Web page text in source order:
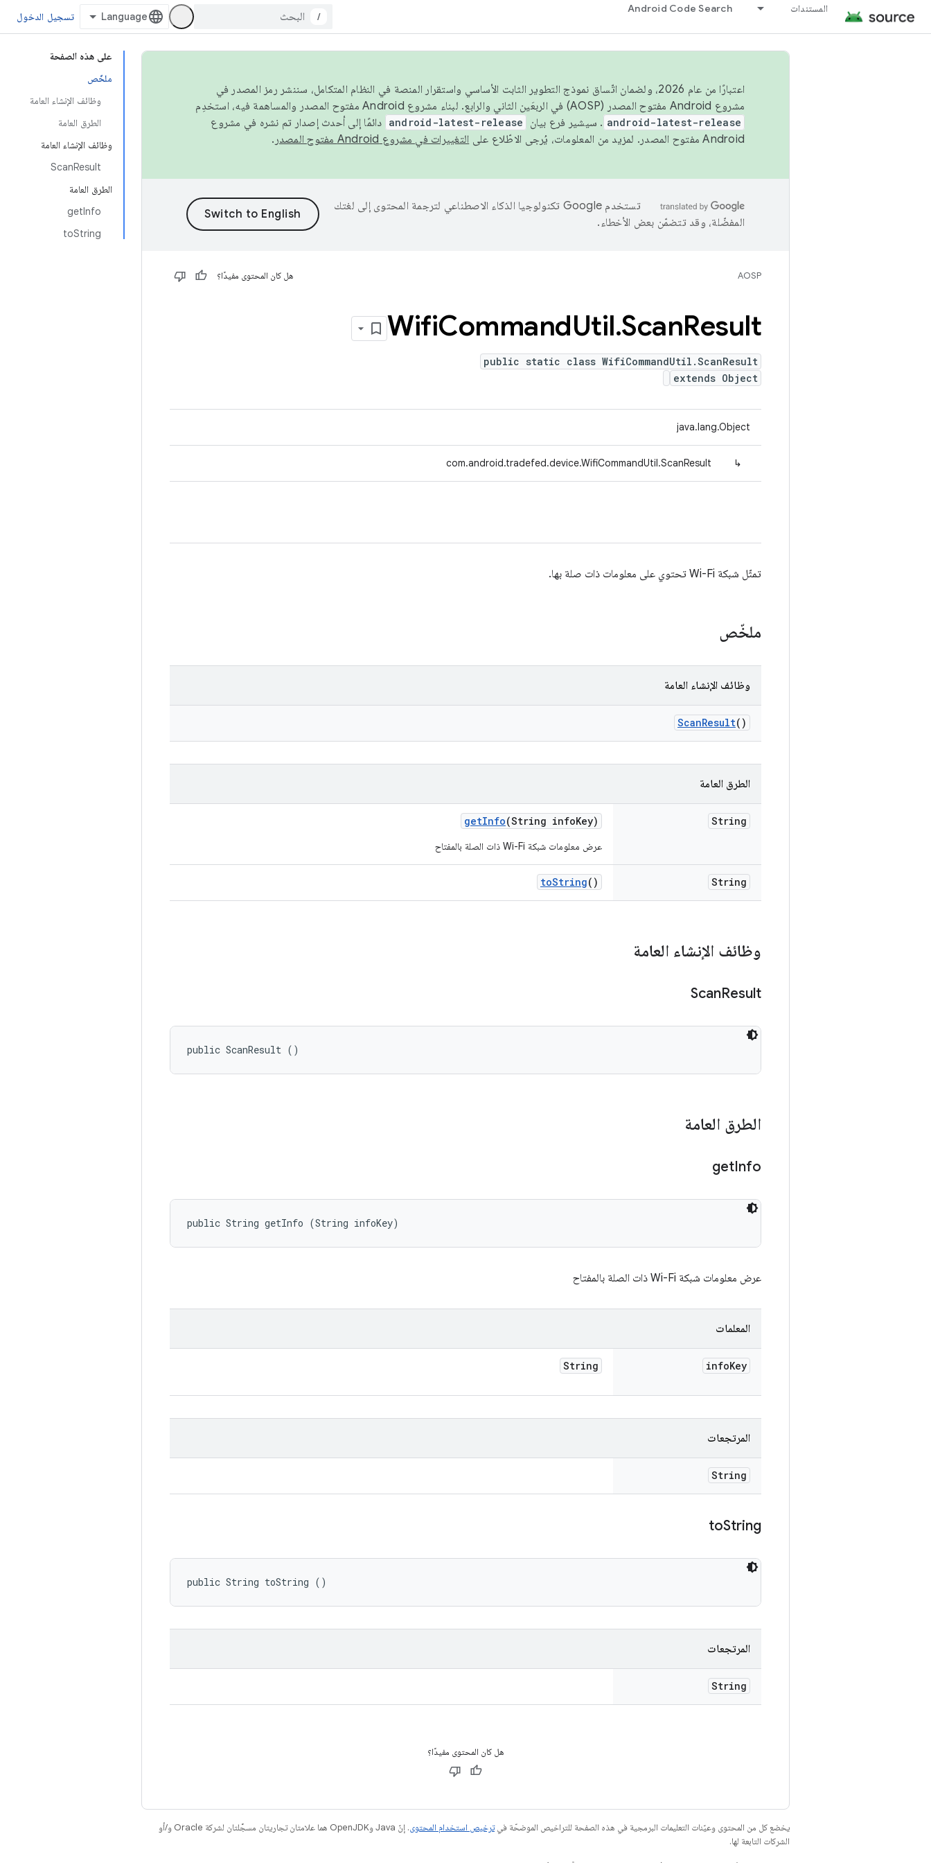
المستندات Android Code Search
/ تسجيل الدخول
على هذه الصفحة
ملخّص
وظائف الإنشاء العامة
الطرق العامة
وظائف الإنشاء العامة
ScanResult
الطرق العامة
getInfo
toString
اعتبارًا من عام 2026، ولضمان اتّساق نموذج التطوير الثابت الأساسي واستقرار المنصة في النظام المتكامل، سننشر رمز المصدر في
مشروع Android مفتوح المصدر (AOSP) في الربعَين الثاني والرابع. لبناء مشروع Android مفتوح المصدر والمساهمة فيه، استخدِم
android-latest-release . سيشير فرع بيان android-latest-release دائمًا إلى أحدث إصدار تم نشره في مشروع
Android مفتوح المصدر. لمزيد من المعلومات، يُرجى الاطّلاع على
التغييرات في مشروع Android مفتوح المصدر .
تستخدم Google تكنولوجيا الذكاء الاصطناعي لترجمة المحتوى إلى لغتك
المفضّلة، وقد تتضمّن بعض الأخطاء.
AOSP هل كان المحتوى مفيدًا؟
WifiCommandUtil.ScanResult
public static class WifiCommandUtil.ScanResult
extends Object
java.lang.Object
↳
com.android.tradefed.device.WifiCommandUtil.ScanResult
تمثّل شبكة Wi-Fi تحتوي على معلومات ذات صلة بها.
ملخّص
وظائف الإنشاء العامة
ScanResult()
الطرق العامة
String
getInfo(String infoKey)
عرض معلومات شبكة Wi-Fi ذات الصلة بالمفتاح
String
toString()
وظائف الإنشاء العامة
ScanResult
public ScanResult ()
الطرق العامة
getInfo
public String getInfo (String infoKey)
عرض معلومات شبكة Wi-Fi ذات الصلة بالمفتاح
المعلمات
infoKey
String
المرتجعات
String
toString
public String toString ()
المرتجعات
String
هل كان المحتوى مفيدًا؟
يخضع كل من المحتوى وعيّنات التعليمات البرمجية في هذه الصفحة للتراخيص الموضحّة فيترخيص استخدام المحتوى
. إنّ Java وOpenJDK هما علامتان تجاريتان مسجَّلتان لشركة Oracle و/أو
الشركات التابعة لها.